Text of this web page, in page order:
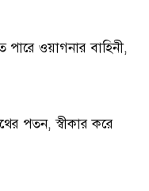
পারে ওয়াগনার বাহিনী,
পতন, স্বীকার করে